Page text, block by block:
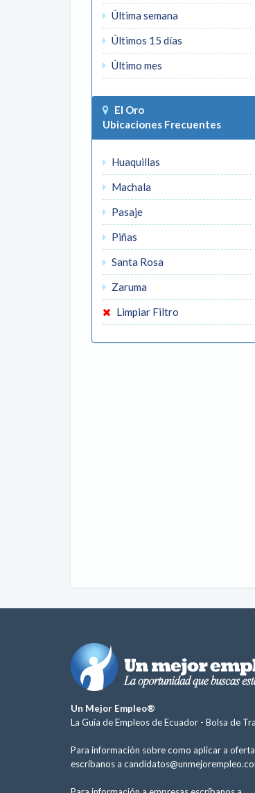
Última semana
Últimos 15 días
Último mes
El Oro
Ubicaciones Frecuentes
Huaquillas
Machala
Pasaje
Piñas
Santa Rosa
Zaruma
Limpiar Filtro
Un Mejor Empleo®
La Guía de Empleos de Ecuador - Bolsa de
Para información sobre como aplicar a
escríbanos a